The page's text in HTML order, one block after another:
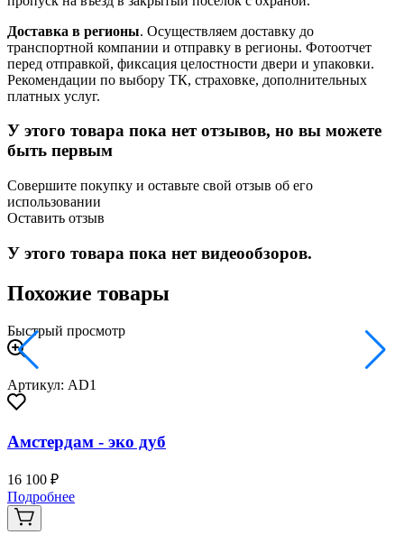
Доставка в регионы. Осуществляем доставку до
транспортной компании и отправку в регионы. Фотоотчет
перед отправкой, фиксация целостности двери и упаковки.
Рекомендации по выбору ТК, страховке, дополнительных
платных услуг.
У этого товара пока нет отзывов, но вы можете
быть первым
Совершите покупку и оставьте свой отзыв об его
использовании
Оставить отзыв
У этого товара пока нет видеообзоров.
Похожие товары
Быстрый просмотр
Артикул: AD1
Амстердам - эко дуб
16 100 ₽
Подробнее